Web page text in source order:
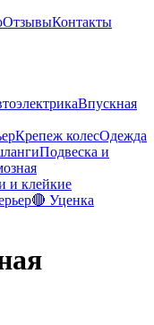
ОтзывыКонтакты
Впускная
Крепеж колесОдежда
Подвеска и
и клейкие
🔴 Уценка